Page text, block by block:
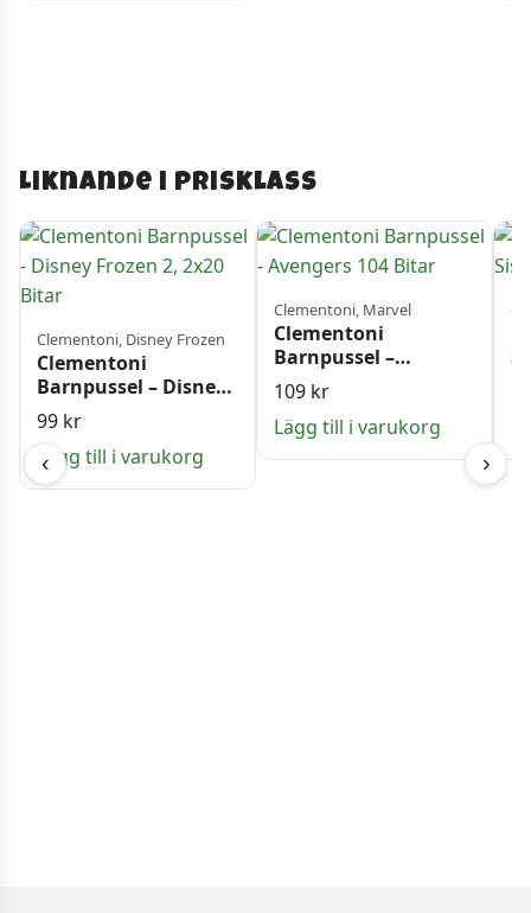
Liknande i prisklass
‹
Clementoni, Disney Frozen
Clementoni
Barnpussel – Disney
Frozen 2, 2×20 Bitar
99 kr
Lägg till i varukorg
Clementoni, Marvel
Clementoni
Barnpussel –
Avengers 104 Bitar
109 kr
Lägg till i varukorg
›